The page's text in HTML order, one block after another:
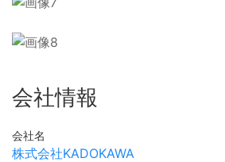
会社情報
会社名
株式会社KADOKAWA